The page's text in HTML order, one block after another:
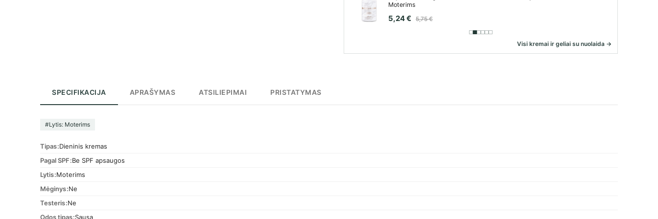
Moterims
5,24 € 5,75 €
Visi kremai ir geliai su nuolaida →
SPECIFIKACIJA APRAŠYMAS ATSILIEPIMAI PRISTATYMAS
#Lytis: Moterims
Tipas Dieninis kremas
Pagal SPF Be SPF apsaugos
Lytis Moterims
Mėginys Ne
Testeris Ne
Odos tipas Sausa